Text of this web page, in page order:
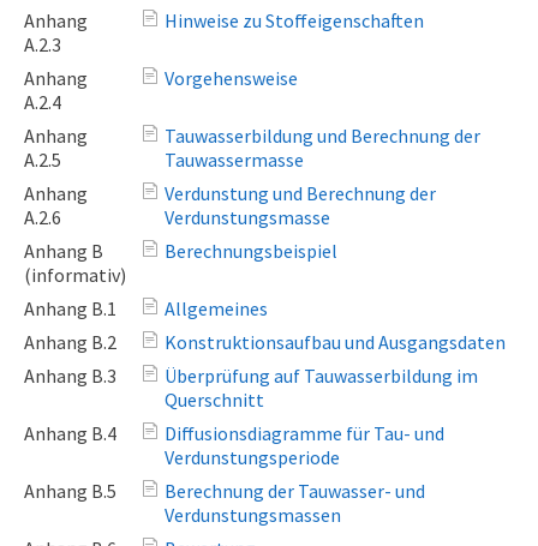
Anhang
A.2.3
Hinweise zu Stoffeigenschaften
Anhang
A.2.4
Vorgehensweise
Anhang
A.2.5
Tauwasserbildung und Berechnung der
Tauwassermasse
Anhang
A.2.6
Verdunstung und Berechnung der
Verdunstungsmasse
Anhang B
(informativ)
Berechnungsbeispiel
Anhang B.1
Allgemeines
Anhang B.2
Konstruktionsaufbau und Ausgangsdaten
Anhang B.3
Überprüfung auf Tauwasserbildung im
Querschnitt
Anhang B.4
Diffusionsdiagramme für Tau- und
Verdunstungsperiode
Anhang B.5
Berechnung der Tauwasser- und
Verdunstungsmassen